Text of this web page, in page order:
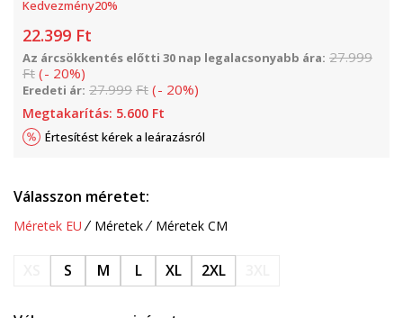
Kedvezmény20%
22.399 Ft
Az árcsökkentés előtti 30 nap legalacsonyabb ára: 27.999
Ft (- 20%)
Eredeti ár: 27.999 Ft (- 20%)
Megtakarítás: 5.600 Ft
Értesítést kérek a leárazásról
Válasszon méretet:
Méretek EU Méretek Méretek CM
S M L XL 2XL